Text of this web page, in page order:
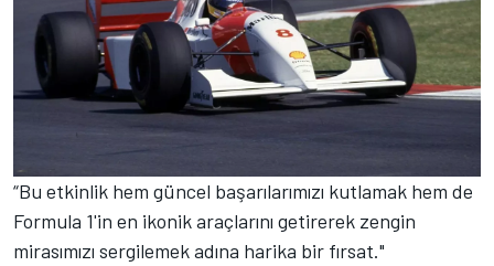
“Bu etkinlik hem güncel başarılarımızı kutlamak hem de
Formula 1'in en ikonik araçlarını getirerek zengin
mirasımızı sergilemek adına harika bir fırsat."